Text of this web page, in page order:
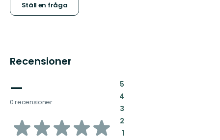
Ställ en fråga
Recensioner
—
0 recensioner
av
5:
4:
3:
2:
1: